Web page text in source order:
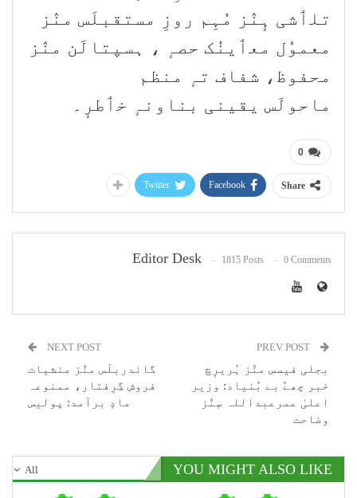
تلٲشی ہٕنٛز مُہِم روزِ مستقبلَس منٛز
معموٗل معٲینُک حصہٕ ، ہسپتالَن منٛز
محفوظ، شفاف تہٕ منظم
ماحولَس یقینی بناونہٕ خٲطرٕ۔
0
Share
Facebook
Twitter
Editor Desk 1815 Posts 0 Comments
بجلی فیسس منٛز ہُریرٕچ
خبر چھےٚ بے بُنیاد: وزیر
اعلیٰ عمرعبداللہ سٕنٛز
وضاحت
NEXT POST
گاندربلَس منٛز منشیات
فروش گِرِفتار، ممنوعہ
مادٕ برآمد: پولیس
All YOU MIGHT ALSO LIKE